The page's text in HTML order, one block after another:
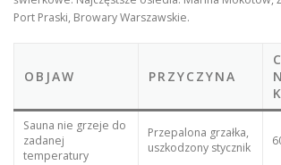
Port Praski, Browary Warszawskie.
OBJAW PRZYCZYNA
Sauna nie grzeje do
zadanej
temperatury
Przepalona grzałka,
uszkodzony stycznik